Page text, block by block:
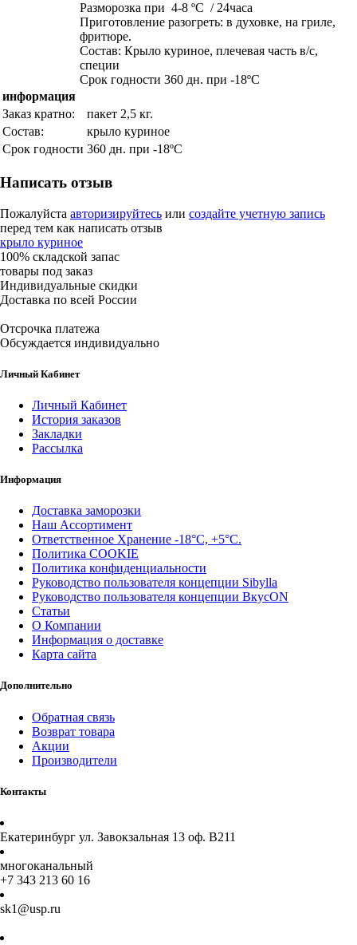
Разморозка при 4-8 ºС / 24часа
Приготовление разогреть: в духовке, на гриле,
фритюре.
Состав: Крыло куриное, плечевая часть в/с,
специи
Срок годности 360 дн. при -18ºС
информация
Заказ кратно:
пакет 2,5 кг.
Состав:
крыло куриное
Срок годности 360 дн. при -18ºС
Написать отзыв
Пожалуйста авторизируйтесь или создайте учетную запись
перед тем как написать отзыв
крыло куриное
100% складской запас
товары под заказ
Индивидуальные скидки
Доставка по всей России
Отсрочка платежа
Обсуждается индивидуально
Личный Кабинет
Личный Кабинет
История заказов
Закладки
Рассылка
Информация
Доставка заморозки
Наш Ассортимент
Ответственное Хранение -18°С, +5°С.
Политика COOKIE
Политика конфиденциальности
Руководство пользователя концепции Sibylla
Руководство пользователя концепции ВкусON
Статьи
О Компании
Информация о доставке
Карта сайта
Дополнительно
Обратная связь
Возврат товара
Акции
Производители
Контакты
Екатеринбург ул. Завокзальная 13 оф. В211
многоканальный
+7 343 213 60 16
sk1@usp.ru